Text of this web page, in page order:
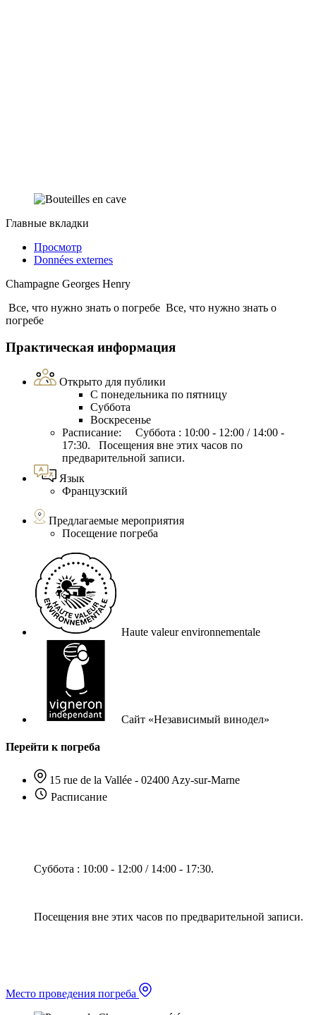
Главные вкладки
Просмотр
Données externes
Champagne Georges Henry
Все, что нужно знать о погребе Все, что нужно знать о
погребе
Практическая информация
Открыто для публики
С понедельника по пятницу
Суббота
Воскресенье
Расписание: Суббота : 10:00 - 12:00 / 14:00 -
17:30. Посещения вне этих часов по
предварительной записи.
Язык
Французский
Предлагаемые мероприятия
Посещение погреба
Haute valeur environnementale
Сайт «Независимый винодел»
Перейти к погреба
15 rue de la Vallée - 02400 Azy-sur-Marne
Расписание
Суббота : 10:00 - 12:00 / 14:00 - 17:30.
Посещения вне этих часов по предварительной записи.
Место проведения погреба